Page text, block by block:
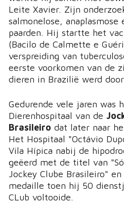
Leite Xavier. Zijn
salmonelose,
paarden. Hij startte het
(Bacilo de Calmette e
verspreiding van
eerste voorkomen van de
dieren in Brazilië werd
Gedurende vele jaren was
Dierenhospitaal van de
Brasileiro dat later naar
Het Hospitaal "Octávio
Vila Hípica nabij de
geëerd met de titel van
Jockey Clube Brasileiro"
medaille toen hij 50
CLub voltooide.